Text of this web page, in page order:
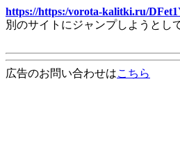
https://https:/vorota-kalitki.ru/
別のサイトにジャンプしようとし
広告のお問い合わせはこちら